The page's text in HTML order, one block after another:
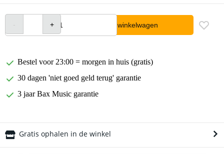
In winkelwagen
Bestel voor 23:00 = morgen in huis (gratis)
30 dagen 'niet goed geld terug' garantie
3 jaar Bax Music garantie
Gratis ophalen in de winkel